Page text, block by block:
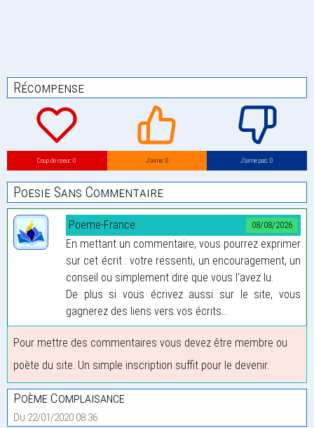
Récompense
Coup de coeur: 0 J’aime: 0 J’aime pas: 0
Poesie Sans Commentaire
08/08/2026
Poeme-France
En mettant un commentaire, vous pourrez exprimer
sur cet écrit : votre ressenti, un encouragement, un
conseil ou simplement dire que vous l'avez lu.
De plus si vous écrivez aussi sur le site, vous
gagnerez des liens vers vos écrits...
Pour mettre des commentaires vous devez être membre ou
poète du site. Un simple inscription suffit pour le devenir.
Poème Complaisance
Du 22/01/2020 08:36